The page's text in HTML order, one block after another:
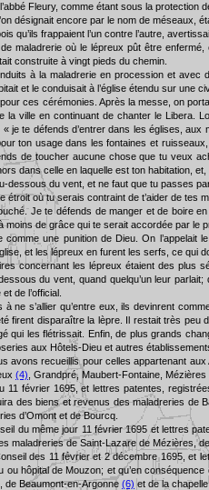
Fleury, comme étant sous la
désignait encore par le nom de méseaux,
qu’ils frappaient l’un contre l’autre,
de maladrerie où le lépreux pût être
construite à vingt pieds du chemin.
à la maladrerie en procession et avec
et le conduisait à l’église étendu sur une
ces cérémonies. Après la messe, on
la ville en continuant de chanter le Libera.
je te défends d’entrer dans les églises,
ton usage dans les fontaines et
de toucher aucune chose que tu veux
dans celle en laquelle est ton habitation,
dessous du vent, et ne faut que tu passes
où tu serais contraint de t’aider de
Je te défends de manger et de boire
moins de grâce qui te serait accordée par le
comme une punition de Dieu. On
et les lépreux en furent les serfs, ce qui
concernant les lépreux étaient des plus
du vent, quand quelqu’un leur
de l’official.
à ne s’allier qu’entre eux, ils devinrent
firent disparaître la lèpre. Il restait très peu
qui les flétrissait. Enfin, de plus grands
aux Hôtels-Dieu et autres
avons recueillis pour celles appartenant
(4) , Grandpré, Maubert-Fontaine, Mézières
11 février 1695, et lettres patentes,
des biens et revenus des maladreries de
d’Omont et de Bourcq.
du même jour 11 février 1695 et lettres
maladreries de Saint-Lazare de Mézières,
des 11 février et 2 décembre 1695, et
ou hôpital de Mouzon; et qu’en
de Beaumont-en-Argonne (6) et de la